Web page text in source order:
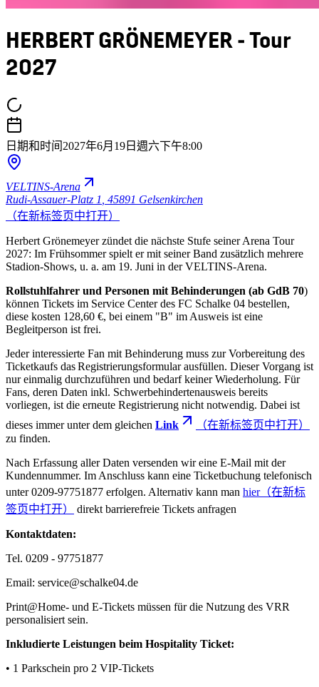
HERBERT GRÖNEMEYER - Tour
2027
日期和时间 2027年6月19日週六下午8:00
VELTINS-Arena
Rudi-Assauer-Platz 1 45891 Gelsenkirchen
（在新标签页中打开）
Herbert Grönemeyer zündet die nächste Stufe seiner Arena Tour
2027: Im Frühsommer spielt er mit seiner Band zusätzlich mehrere
Stadion-Shows, u. a. am 19. Juni in der VELTINS-Arena.
Rollstuhlfahrer und Personen mit Behinderungen (ab GdB 70)
können Tickets im Service Center des FC Schalke 04 bestellen,
diese kosten 128,60 €, bei einem "B" im Ausweis ist eine
Begleitperson ist frei.
Jeder interessierte Fan mit Behinderung muss zur Vorbereitung des
Ticketkaufs das Registrierungsformular ausfüllen. Dieser Vorgang ist
nur einmalig durchzuführen und bedarf keiner Wiederholung. Für
Fans, deren Daten inkl. Schwerbehindertenausweis bereits
vorliegen, ist die erneute Registrierung nicht notwendig. Dabei ist
dieses immer unter dem gleichen Link
（在新标签页中打开）
zu finden.
Nach Erfassung aller Daten versenden wir eine E-Mail mit der
Kundennummer. Im Anschluss kann eine Ticketbuchung telefonisch
unter 0209-97751877 erfolgen. Alternativ kann man hier（在新标
签页中打开）
direkt barrierefreie Tickets anfragen
Kontaktdaten:
Tel. 0209 - 97751877
Email: service@schalke04.de
Print@Home- und E-Tickets müssen für die Nutzung des VRR
personalisiert sein.
Inkludierte Leistungen beim Hospitality Ticket:
• 1 Parkschein pro 2 VIP-Tickets